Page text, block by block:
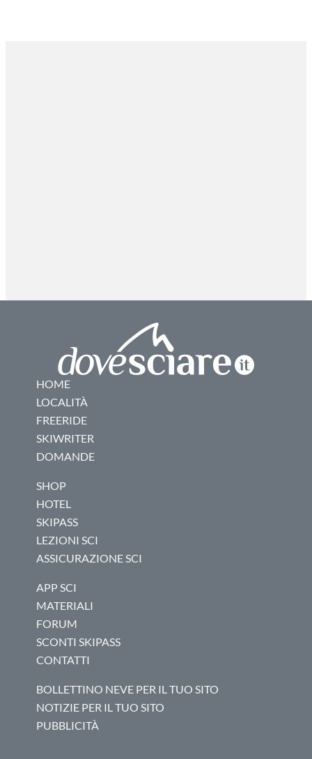
HOME
LOCALITÀ
FREERIDE
SKIWRITER
DOMANDE
SHOP
HOTEL
SKIPASS
LEZIONI SCI
ASSICURAZIONE SCI
APP SCI
MATERIALI
FORUM
SCONTI SKIPASS
CONTATTI
BOLLETTINO NEVE PER IL TUO SITO
NOTIZIE PER IL TUO SITO
PUBBLICITÀ